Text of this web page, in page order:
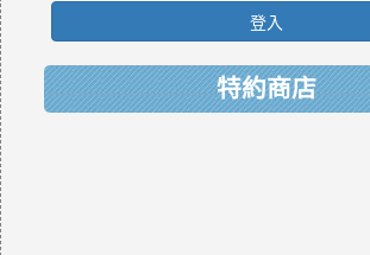
登入
特約商店